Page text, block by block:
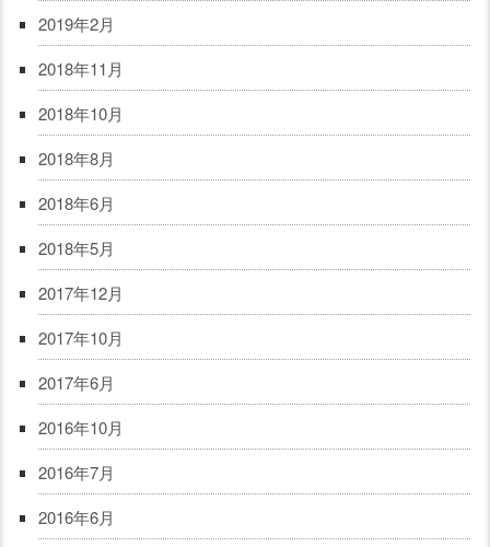
2019年2月
2018年11月
2018年10月
2018年8月
2018年6月
2018年5月
2017年12月
2017年10月
2017年6月
2016年10月
2016年7月
2016年6月